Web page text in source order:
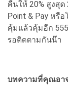
คืนให้ 20% สูงสุด
Point & Pay หรื
คุ้มแล้วคุ้มอีก
รอติดตามกันน๊า
บทความที่คุณอา